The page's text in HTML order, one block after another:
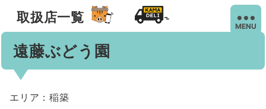
取扱店一覧
MENU
遠藤ぶどう園
エリア：稲築